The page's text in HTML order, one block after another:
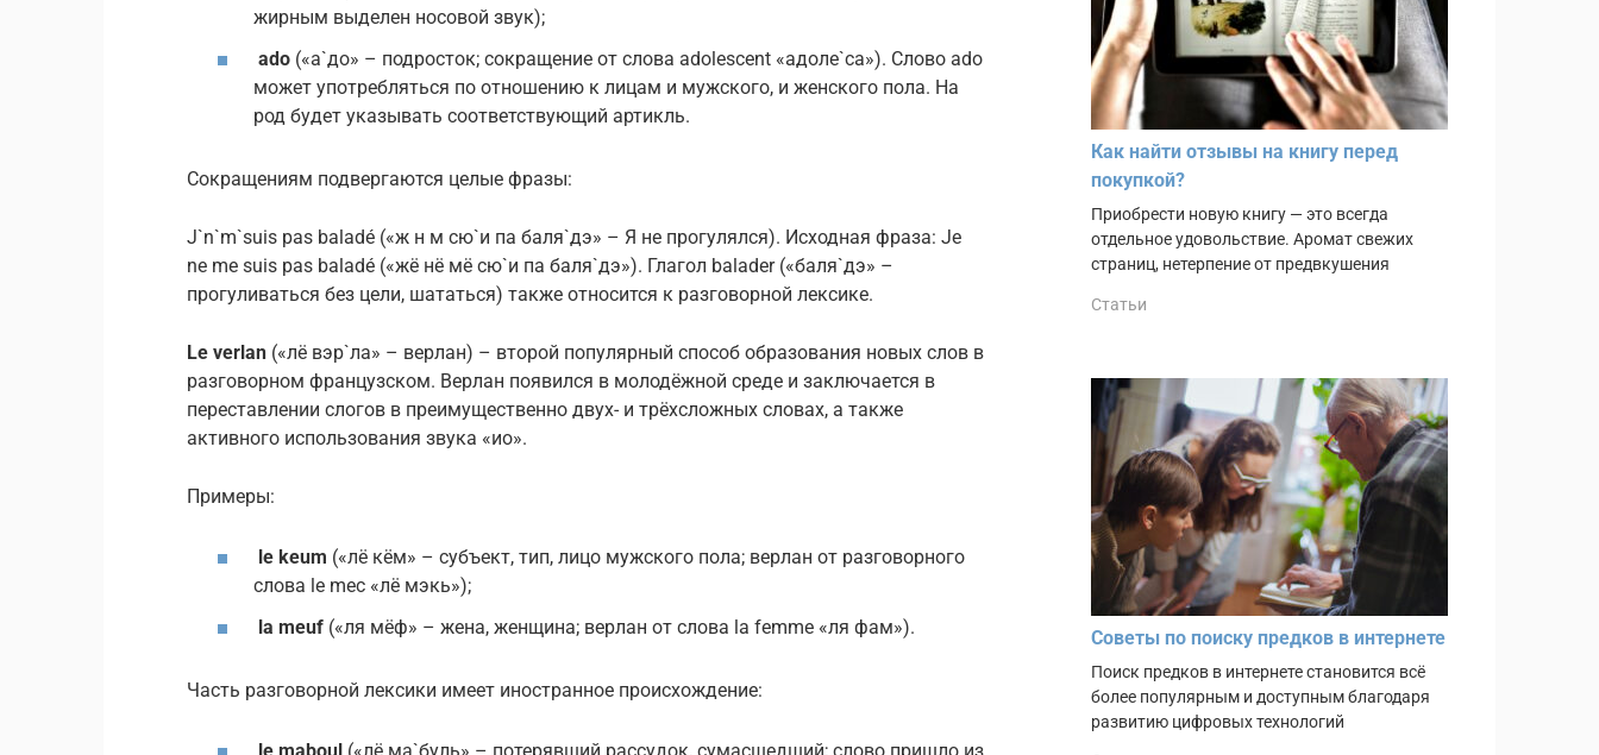
жирным выделен носовой звук);
ado («а`до» – подросток; сокращение от слова adolescent «адоле`са»). Слово ado
может употребляться по отношению к лицам и мужского, и женского пола. На
род будет указывать соответствующий артикль.
Сокращениям подвергаются целые фразы:
J`n`m`suis pas baladé («ж н м сю`и па баля`дэ» – Я не прогулялся). Исходная фраза: Je
ne me suis pas baladé («жё нё мё сю`и па баля`дэ»). Глагол balader («баля`дэ» –
прогуливаться без цели, шататься) также относится к разговорной лексике.
Le verlan («лё вэр`ла» – верлан) – второй популярный способ образования новых слов в
разговорном французском. Верлан появился в молодёжной среде и заключается в
переставлении слогов в преимущественно двух- и трёхсложных словах, а также
активного использования звука «ио».
Примеры:
le keum («лё кём» – субъект, тип, лицо мужского пола; верлан от разговорного
слова le mec «лё мэкь»);
la meuf («ля мёф» – жена, женщина; верлан от слова la femme «ля фам»).
Часть разговорной лексики имеет иностранное происхождение:
Как найти отзывы на книгу перед
покупкой?
Приобрести новую книгу — это всегда
отдельное удовольствие. Аромат свежих
страниц, нетерпение от предвкушения
Статьи
Советы по поиску предков в интернете
Поиск предков в интернете становится всё
более популярным и доступным благодаря
развитию цифровых технологий